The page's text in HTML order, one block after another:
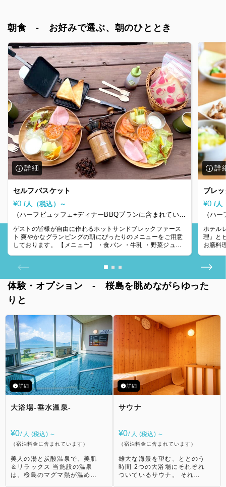
朝食 - お好みで選ぶ、朝のひととき
セルフバスケット
¥0 /人（税込）～
（ハーフビュッフェ+ディナーBBQプランに含まれていま
す）
ゲストの皆様が自由に作れるホットサンドブレックファース
ト 爽やかなグランピングの朝にぴったりのメニューをご用意
しております。 【メニュー】 ・食パン ・牛乳 ・野菜ジュー
ブレ
¥0 /人
（ハ
す）
ホテル
理』とビ
お膳料
体験・オプション - 桜島を眺めながらゆった
りと
詳細
大浴場-垂水温泉-
¥0/ 人 (税込) ～
（宿泊料金に含まれています）
美人の湯と炭酸温泉で、美肌
＆リラックス 当施設の温泉
は、桜島のマグマ熱が温めた
詳細
サウナ
¥0/ 人 (税込) ～
（宿泊料金に含まれています）
雄大な海景を望む、ととのう
時間 2つの大浴場にそれぞれ
ついているサウナ。 それぞ